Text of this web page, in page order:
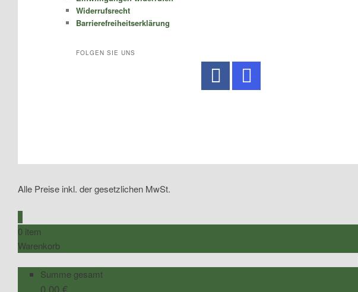
Widerrufsrecht
Barrierefreiheitserklärung
FOLGEN SIE UNS
Alle Preise inkl. der gesetzlichen MwSt.
0 item
Warenkorb
Summe gesamt
0,00 €